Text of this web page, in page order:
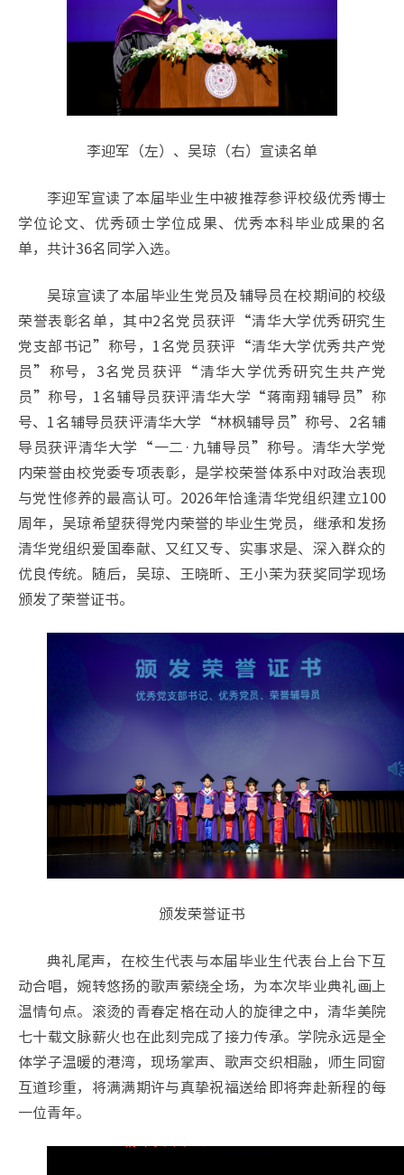
李迎军（左）、吴琼（右）宣读名单
李迎军宣读了本届毕业生中被推荐参评校级优秀博士
学位论文、优秀硕士学位成果、优秀本科毕业成果的名
单，共计36名同学入选。
吴琼宣读了本届毕业生党员及辅导员在校期间的校级
荣誉表彰名单，其中2名党员获评“清华大学优秀研究生
党支部书记”称号，1名党员获评“清华大学优秀共产党
员”称号，3名党员获评“清华大学优秀研究生共产党
员”称号，1名辅导员获评清华大学“蒋南翔辅导员”称
号、1名辅导员获评清华大学“林枫辅导员”称号、2名辅
导员获评清华大学“一二·九辅导员”称号。清华大学党
内荣誉由校党委专项表彰，是学校荣誉体系中对政治表现
与党性修养的最高认可。2026年恰逢清华党组织建立100
周年，吴琼希望获得党内荣誉的毕业生党员，继承和发扬
清华党组织爱国奉献、又红又专、实事求是、深入群众的
优良传统。随后，吴琼、王晓昕、王小茉为获奖同学现场
颁发了荣誉证书。
颁发荣誉证书
典礼尾声，在校生代表与本届毕业生代表台上台下互
动合唱，婉转悠扬的歌声萦绕全场，为本次毕业典礼画上
温情句点。滚烫的青春定格在动人的旋律之中，清华美院
七十载文脉薪火也在此刻完成了接力传承。学院永远是全
体学子温暖的港湾，现场掌声、歌声交织相融，师生同窗
互道珍重，将满满期许与真挚祝福送给即将奔赴新程的每
一位青年。